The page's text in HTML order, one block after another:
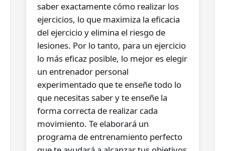
saber exactamente cómo realizar los
ejercicios, lo que maximiza la eficacia
del ejercicio y elimina el riesgo de
lesiones. Por lo tanto, para un ejercicio
lo más eficaz posible, lo mejor es elegir
un entrenador personal
experimentado que te enseñe todo lo
que necesitas saber y te enseñe la
forma correcta de realizar cada
movimiento. Te elaborará un
programa de entrenamiento perfecto